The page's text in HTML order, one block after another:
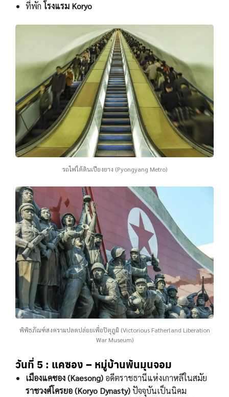
ที่พัก โรงแรม Koryo
รถไฟใต้ดินเปียงยาง (Pyongyang Metro)
พิพิธภัณฑ์สงครามปลดปล่อยเพื่อปิตุภูมิ (Victorious Fatherland Liberation
War Museum)
วันที่ 5 : แคซอง – หมู่บ้านพันมุนจอม
เมืองแคซอง (Kaesong) อดีตราชธานีแห่งเกาหลีในสมัย
ราชวงศ์โครยอ (Koryo Dynasty)ปัจจุบันเป็นนิคม